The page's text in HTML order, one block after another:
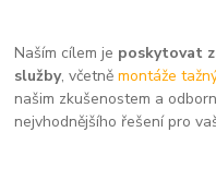
Naším cílem je poskytovat
služby, včetněmontáže
našim zkušenostem a
nejvhodnějšího řešení pro